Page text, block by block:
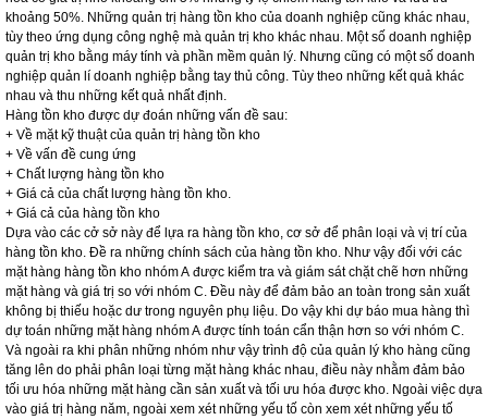
khoảng 50%. Những quản trị hàng tồn kho của doanh nghiệp cũng khác nhau,
tùy theo ứng dụng công nghệ mà quản trị kho khác nhau. Một số doanh nghiệp
quản trị kho bằng máy tính và phần mềm quản lý. Nhưng cũng có một số doanh
nghiệp quản lí doanh nghiệp bằng tay thủ công. Tùy theo những kết quả khác
nhau và thu những kết quả nhất định.
Hàng tồn kho được dự đoán những vấn đề sau:
+ Về mặt kỹ thuật của quản trị hàng tồn kho
+ Về vấn đề cung ứng
+ Chất lượng hàng tồn kho
+ Giá cả của chất lượng hàng tồn kho.
+ Giá cả của hàng tồn kho
Dựa vào các cở sở này để lựa ra hàng tồn kho, cơ sở để phân loại và vị trí của
hàng tồn kho. Đề ra những chính sách của hàng tồn kho. Như vậy đối với các
mặt hàng hàng tồn kho nhóm A được kiểm tra và giám sát chặt chẽ hơn những
mặt hàng và giá trị so với nhóm C. Đều này để đảm bảo an toàn trong sản xuất
không bị thiếu hoặc dư trong nguyên phụ liệu. Do vậy khi dự báo mua hàng thì
dự toán những mặt hàng nhóm A được tính toán cẩn thận hơn so với nhóm C.
Và ngoài ra khi phân những nhóm như vậy trình độ của quản lý kho hàng cũng
tăng lên do phải phân loại từng mặt hàng khác nhau, điều này nhằm đảm bảo
tối ưu hóa những mặt hàng cần sản xuất và tối ưu hóa được kho. Ngoài việc dựa
vào giá trị hàng năm, ngoài xem xét những yếu tố còn xem xét những yếu tố